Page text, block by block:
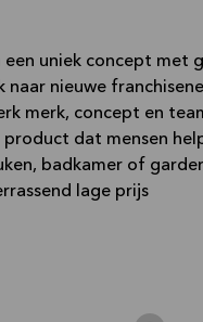
een uniek concept met
naar nieuwe
merk, concept en
dat mensen
badkamer of
lage prijs